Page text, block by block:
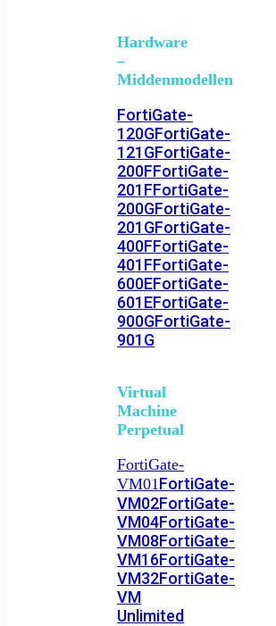
Hardware
–
Middenmodellen
FortiGate-
120GFortiGate-
121GFortiGate-
200FFortiGate-
201FFortiGate-
200GFortiGate-
201GFortiGate-
400FFortiGate-
401FFortiGate-
600EFortiGate-
601EFortiGate-
900GFortiGate-
901G
Virtual
Machine
Perpetual
FortiGate-
VM01FortiGate-
VM02FortiGate-
VM04FortiGate-
VM08FortiGate-
VM16FortiGate-
VM32FortiGate-
VM
Unlimited